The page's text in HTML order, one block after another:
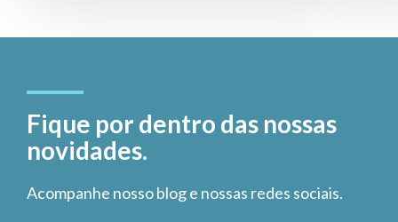
Fique por dentro das nossas
novidades.
Acompanhe nosso blog e nossas redes sociais.